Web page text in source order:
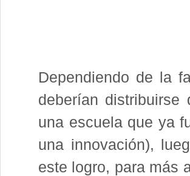
Dependiendo de la
deberían
una escuela que ya
una innovación),
este logro, para más